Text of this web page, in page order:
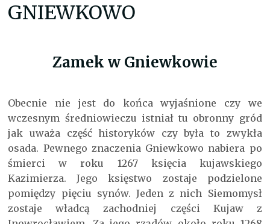
GNIEWKOWO
Zamek w Gniewkowie
Obecnie nie jest do końca wyjaśnione czy we
wczesnym średniowieczu istniał tu obronny gród
jak uważa część historyków czy była to zwykła
osada. Pewnego znaczenia Gniewkowo nabiera po
śmierci w roku 1267 księcia kujawskiego
Kazimierza. Jego księstwo zostaje podzielone
pomiędzy pięciu synów. Jeden z nich Siemomysł
zostaje władcą zachodniej części Kujaw z